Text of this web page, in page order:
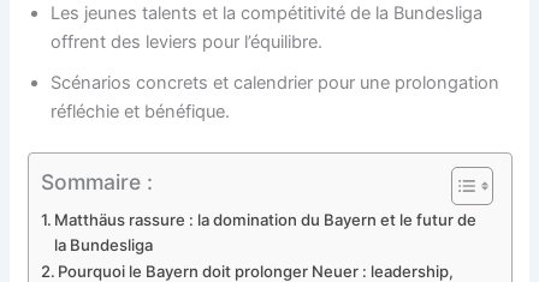
Les jeunes talents et la compétitivité de la Bundesliga
offrent des leviers pour l’équilibre.
Scénarios concrets et calendrier pour une prolongation
réfléchie et bénéfique.
Sommaire :
Matthäus rassure : la domination du Bayern et le futur de
la Bundesliga
Pourquoi le Bayern doit prolonger Neuer : leadership,